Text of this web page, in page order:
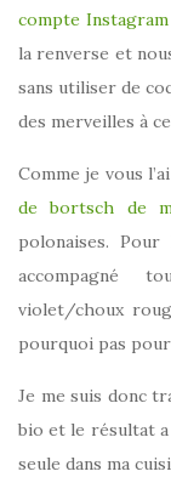
compte Instagram
la renverse et
sans utiliser de
des merveilles à
Comme je vous
de bortsch de
polonaises.
accompagné
violet/choux
pourquoi pas
Je me suis donc
bio et le résultat
seule dans ma